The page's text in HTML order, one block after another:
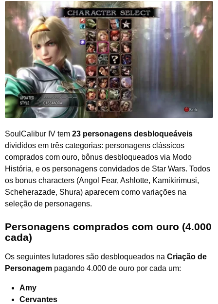
SoulCalibur IV tem 23 personagens desbloqueáveis
divididos em três categorias: personagens clássicos
comprados com ouro, bônus desbloqueados via Modo
História, e os personagens convidados de Star Wars. Todos
os bonus characters (Angol Fear, Ashlotte, Kamikirimusi,
Scheherazade, Shura) aparecem como variações na
seleção de personagens.
Personagens comprados com ouro (4.000
cada)
Os seguintes lutadores são desbloqueados na Criação de
Personagem pagando 4.000 de ouro por cada um:
Amy
Cervantes